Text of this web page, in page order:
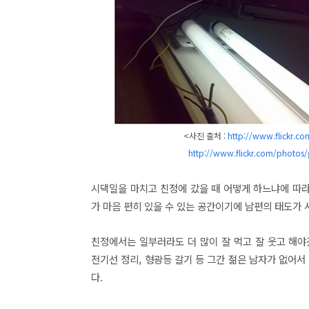
<사진 출처 :http://
http://www.flickr.com/
시댁일을 마치고 친정에 갔을 때 어떻게 하느냐에
가 마음 편히 있을 수 있는 공간이기에 남편의 태도
친정에서는 일부러라도 더 많이 잘 먹고 잘 웃고 해
전기선 정리, 형광등 갈기 등 그간 젊은 남자가 없어
다.